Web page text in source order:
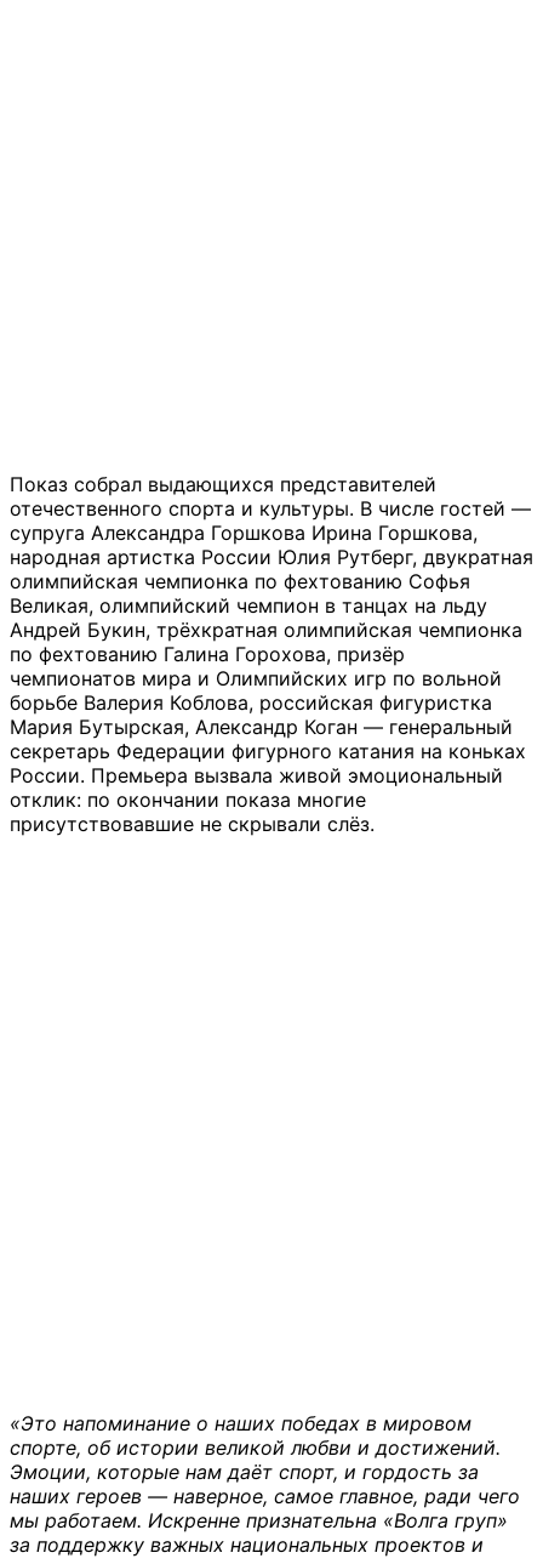
Показ собрал выдающихся представителей
отечественного спорта и культуры. В числе гостей —
супруга Александра Горшкова Ирина Горшкова,
народная артистка России Юлия Рутберг, двукратная
олимпийская чемпионка по фехтованию Софья
Великая, олимпийский чемпион в танцах на льду
Андрей Букин, трёхкратная олимпийская чемпионка
по фехтованию Галина Горохова, призёр
чемпионатов мира и Олимпийских игр по вольной
борьбе Валерия Коблова, российская фигуристка
Мария Бутырская, Александр Коган — генеральный
секретарь Федерации фигурного катания на коньках
России. Премьера вызвала живой эмоциональный
отклик: по окончании показа многие
присутствовавшие не скрывали слёз.
«Это напоминание о наших победах в мировом
спорте, об истории великой любви и достижений.
Эмоции, которые нам даёт спорт, и гордость за
наших героев — наверное, самое главное, ради чего
мы работаем. Искренне признательна «Волга груп»
за поддержку важных национальных проектов и